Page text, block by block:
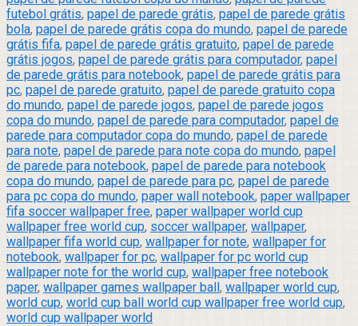
futebol grátis, papel de parede grátis, papel de parede grátis
bola, papel de parede grátis copa do mundo, papel de parede
grátis fifa, papel de parede grátis gratuito, papel de parede
grátis jogos, papel de parede grátis para computador, papel
de parede grátis para notebook, papel de parede grátis para
pc, papel de parede gratuito, papel de parede gratuito copa
do mundo, papel de parede jogos, papel de parede jogos
copa do mundo, papel de parede para computador, papel de
parede para computador copa do mundo, papel de parede
para note, papel de parede para note copa do mundo, papel
de parede para notebook, papel de parede para notebook
copa do mundo, papel de parede para pc, papel de parede
para pc copa do mundo, paper wall notebook, paper wallpaper
fifa soccer wallpaper free, paper wallpaper world cup
wallpaper free world cup, soccer wallpaper, wallpaper,
wallpaper fifa world cup, wallpaper for note, wallpaper for
notebook, wallpaper for pc, wallpaper for pc world cup
wallpaper note for the world cup, wallpaper free notebook
paper, wallpaper games wallpaper ball, wallpaper world cup,
world cup, world cup ball world cup wallpaper free world cup,
world cup wallpaper world